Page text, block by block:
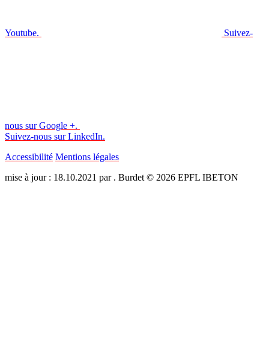
Youtube. Suivez-
nous sur Google +.
Suivez-nous sur LinkedIn.
Accessibilité Mentions légales
mise à jour : 18.10.2021 par . Burdet © 2026 EPFL IBETON